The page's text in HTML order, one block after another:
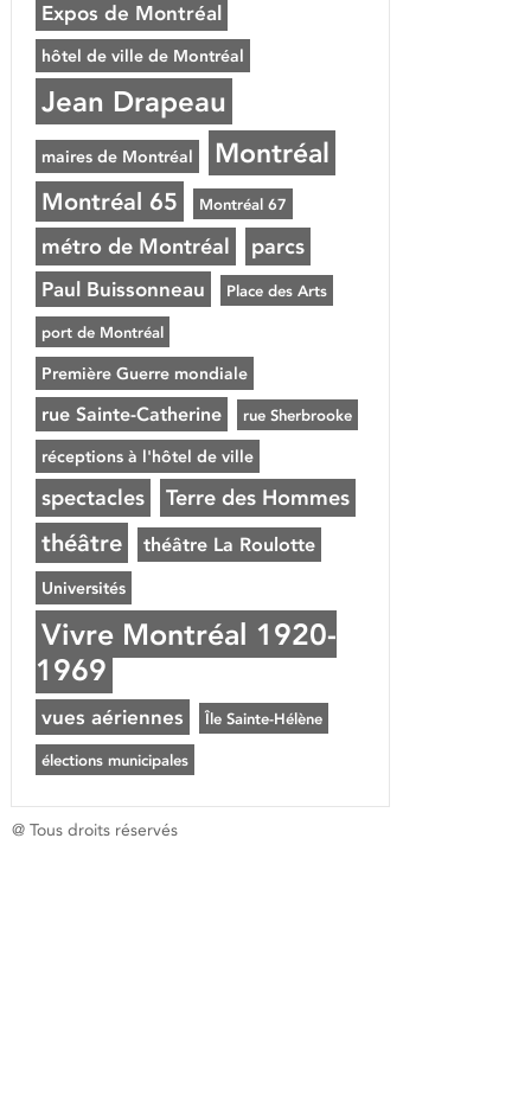
Expos de Montréal
hôtel de ville de Montréal
Jean Drapeau
maires de Montréal Montréal
Montréal 65 Montréal 67
métro de Montréal parcs
Paul Buissonneau Place des Arts
port de Montréal
Première Guerre mondiale
rue Sainte-Catherine rue Sherbrooke
réceptions à l'hôtel de ville
spectacles Terre des Hommes
théâtre théâtre La Roulotte
Universités
Vivre Montréal 1920-
1969
vues aériennes Île Sainte-Hélène
élections municipales
@ Tous droits réservés